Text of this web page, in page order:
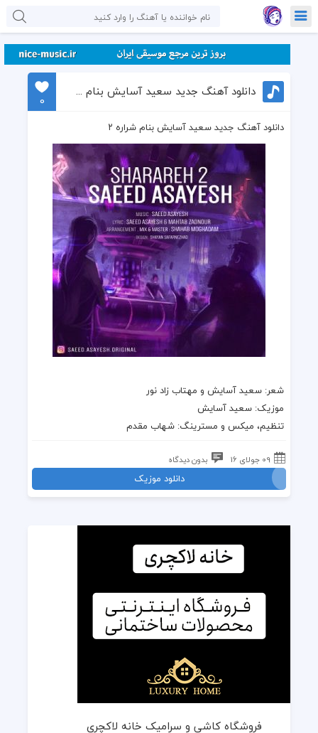
دانلود آهنگ جدید سعید آسایش بنام شراره ۲
0
دانلود آهنگ جدید سعید آسایش بنام شراره ۲
شعر:سعید آسایش و مهتاب زاد نور
موزیک:سعید آسایش
تنظیم، میکس و مسترینگ: شهاب مقدم
09 جولای 16 بدون دیدگاه
دانلود موزیک
فروشگاه کاشی و سرامیک خانه لاکچری